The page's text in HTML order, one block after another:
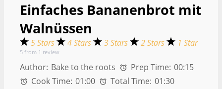
Einfaches Bananenbrot mit
Walnüssen
5 Stars 4 Stars 3 Stars 2 Stars 1 Star
5 from 1 review
Author: Bake to the roots Prep Time: 00:15
Cook Time: 01:00 Total Time: 01:30